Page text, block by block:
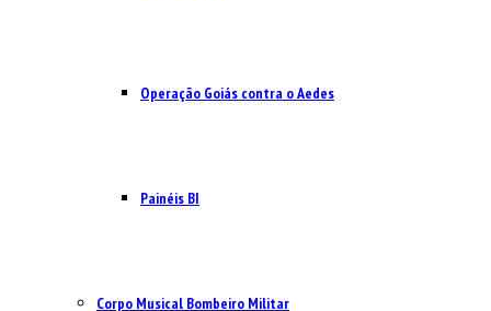
Operação Goiás contra o Aedes
Painéis BI
Corpo Musical Bombeiro Militar